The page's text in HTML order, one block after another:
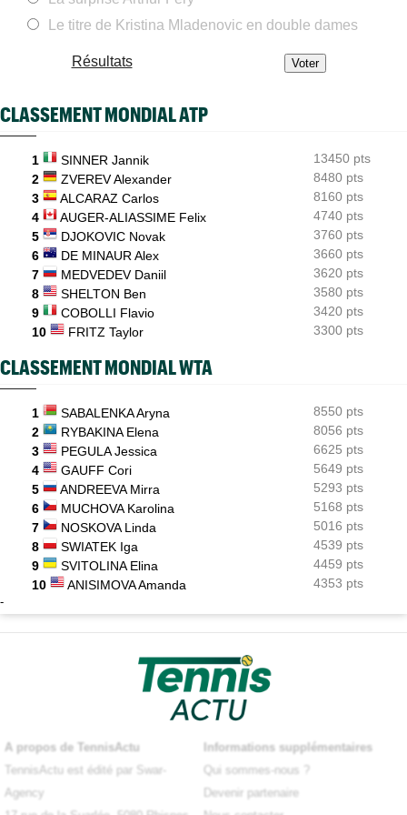
Daniil Medvedev après son échec : "Un véritable désastre"
Championne du monde en 2025, la France U14 a été éliminée en
poules
Coco Gauff : "Je soutiens la communauté trans, mais..."
Coupe Galéa : l’équipe de France U18 championne d’Europe
2026
14:40
US Open
Lorenzo Musetti passe d'une partenaire russe à une
Ukrainienne
Le titre de Kristina Mladenovic en double dames
Résultats
CLASSEMENT MONDIAL ATP
1 SINNER Jannik
13450 pts
2
ZVEREV Alexander
8480 pts
3
ALCARAZ Carlos
8160 pts
4
AUGER-ALIASSIME Felix
4740 pts
5
DJOKOVIC Novak
3760 pts
6
DE MINAUR Alex
3660 pts
7
MEDVEDEV Daniil
3620 pts
8
SHELTON Ben
3580 pts
9
COBOLLI Flavio
3420 pts
10
FRITZ Taylor 3300 pts
CLASSEMENT MONDIAL WTA
1 SABALENKA Aryna
8550 pts
2
RYBAKINA Elena
8056 pts
3
PEGULA Jessica
6625 pts
4
GAUFF Cori
5649 pts
5
ANDREEVA Mirra
5293 pts
6
MUCHOVA Karolina
5168 pts
7
NOSKOVA Linda
5016 pts
8
SWIATEK Iga
4539 pts
9
SVITOLINA Elina
4459 pts
10
ANISIMOVA Amanda 4353 pts
-
A propos de TennisActu
TennisActu est édité par Swar-
Agency
Informations supplémentaires
Qui sommes-nous ?
Devenir partenaire